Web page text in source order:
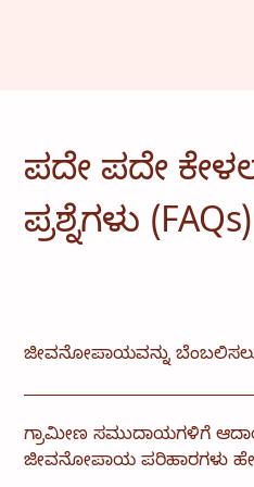
ಪದೇ ಪದೇ
ಪ್ರಶ್ನೆಗಳು (FAQs)
ಜೀವನೋಪಾಯವನ್ನು ಬೆಂಬಲಿಸಲು
ಯಂತ್ರಗಳು, ಹೊಲಿಗೆ
ದಕ್ಷತೆ ಮತ್ತು ಆದಾಯವನ್ನು
ಗ್ರಾಮೀಣ ಸಮುದಾಯಗಳಿಗೆ
ಜೀವನೋಪಾಯ ಪರಿಹಾರಗಳು